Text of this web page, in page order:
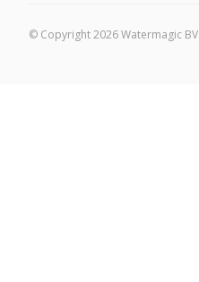
© Copyright 2026 Watermagic BV